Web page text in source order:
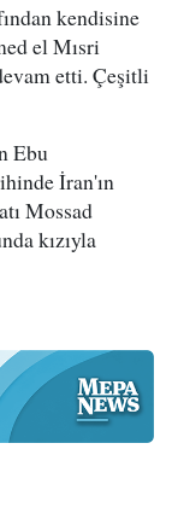
kendisine
el Mısri
etti. Çeşitli
Ebu
İran'ın
Mossad
kızıyla